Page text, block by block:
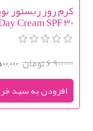
Cream SPF 30
6,900,000 تومان